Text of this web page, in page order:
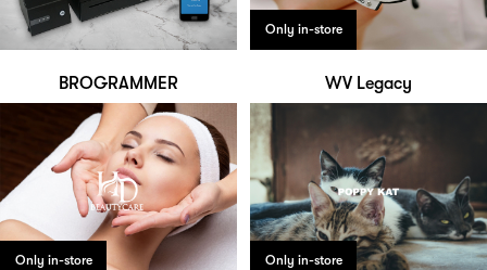
BROGRAMMER
Only in-store
WV Legacy
Only in-store Only in-store